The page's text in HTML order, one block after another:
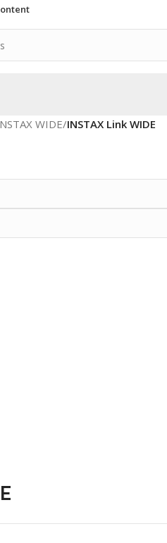
WIDE/INSTAX Link WIDE